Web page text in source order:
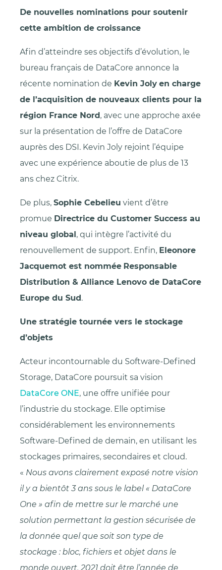
De nouvelles nominations pour soutenir
cette ambition de croissance
Afin d’atteindre ses objectifs d’évolution, le
bureau français de DataCore annonce la
récente nomination de Kevin Joly en charge
de l’acquisition de nouveaux clients pour la
région France Nord, avec une approche axée
sur la présentation de l’offre de DataCore
auprès des DSI. Kevin Joly rejoint l’équipe
avec une expérience aboutie de plus de 13
ans chez Citrix.
De plus, Sophie Cebelieu vient d’être
promue Directrice du Customer Success au
niveau global, qui intègre l’activité du
renouvellement de support. Enfin, Eleonore
Jacquemot est nommée Responsable
Distribution & Alliance Lenovo de DataCore
Europe du Sud.
Une stratégie tournée vers le stockage
d’objets
Acteur incontournable du Software-Defined
Storage, DataCore poursuit sa vision
DataCore ONE, une offre unifiée pour
l’industrie du stockage. Elle optimise
considérablement les environnements
Software-Defined de demain, en utilisant les
stockages primaires, secondaires et cloud.
« Nous avons clairement exposé notre vision
il y a bientôt 3 ans sous le label « DataCore
One » afin de mettre sur le marché une
solution permettant la gestion sécurisée de
la donnée quel que soit son type de
stockage : bloc, fichiers et objet dans le
monde ouvert. 2021 doit être l’année de